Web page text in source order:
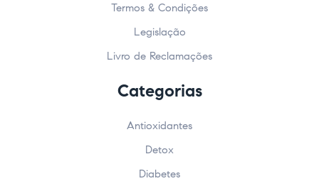
Termos & Condições
Legislação
Livro de Reclamações
Categorias
Antioxidantes
Detox
Diabetes